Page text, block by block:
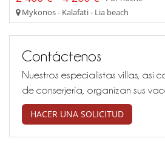
Mykonos - Kalafati - Lia beach
Contáctenos
Nuestros especialistas villas, así
de conserjería, organizan sus
HACER UNA SOLICITUD